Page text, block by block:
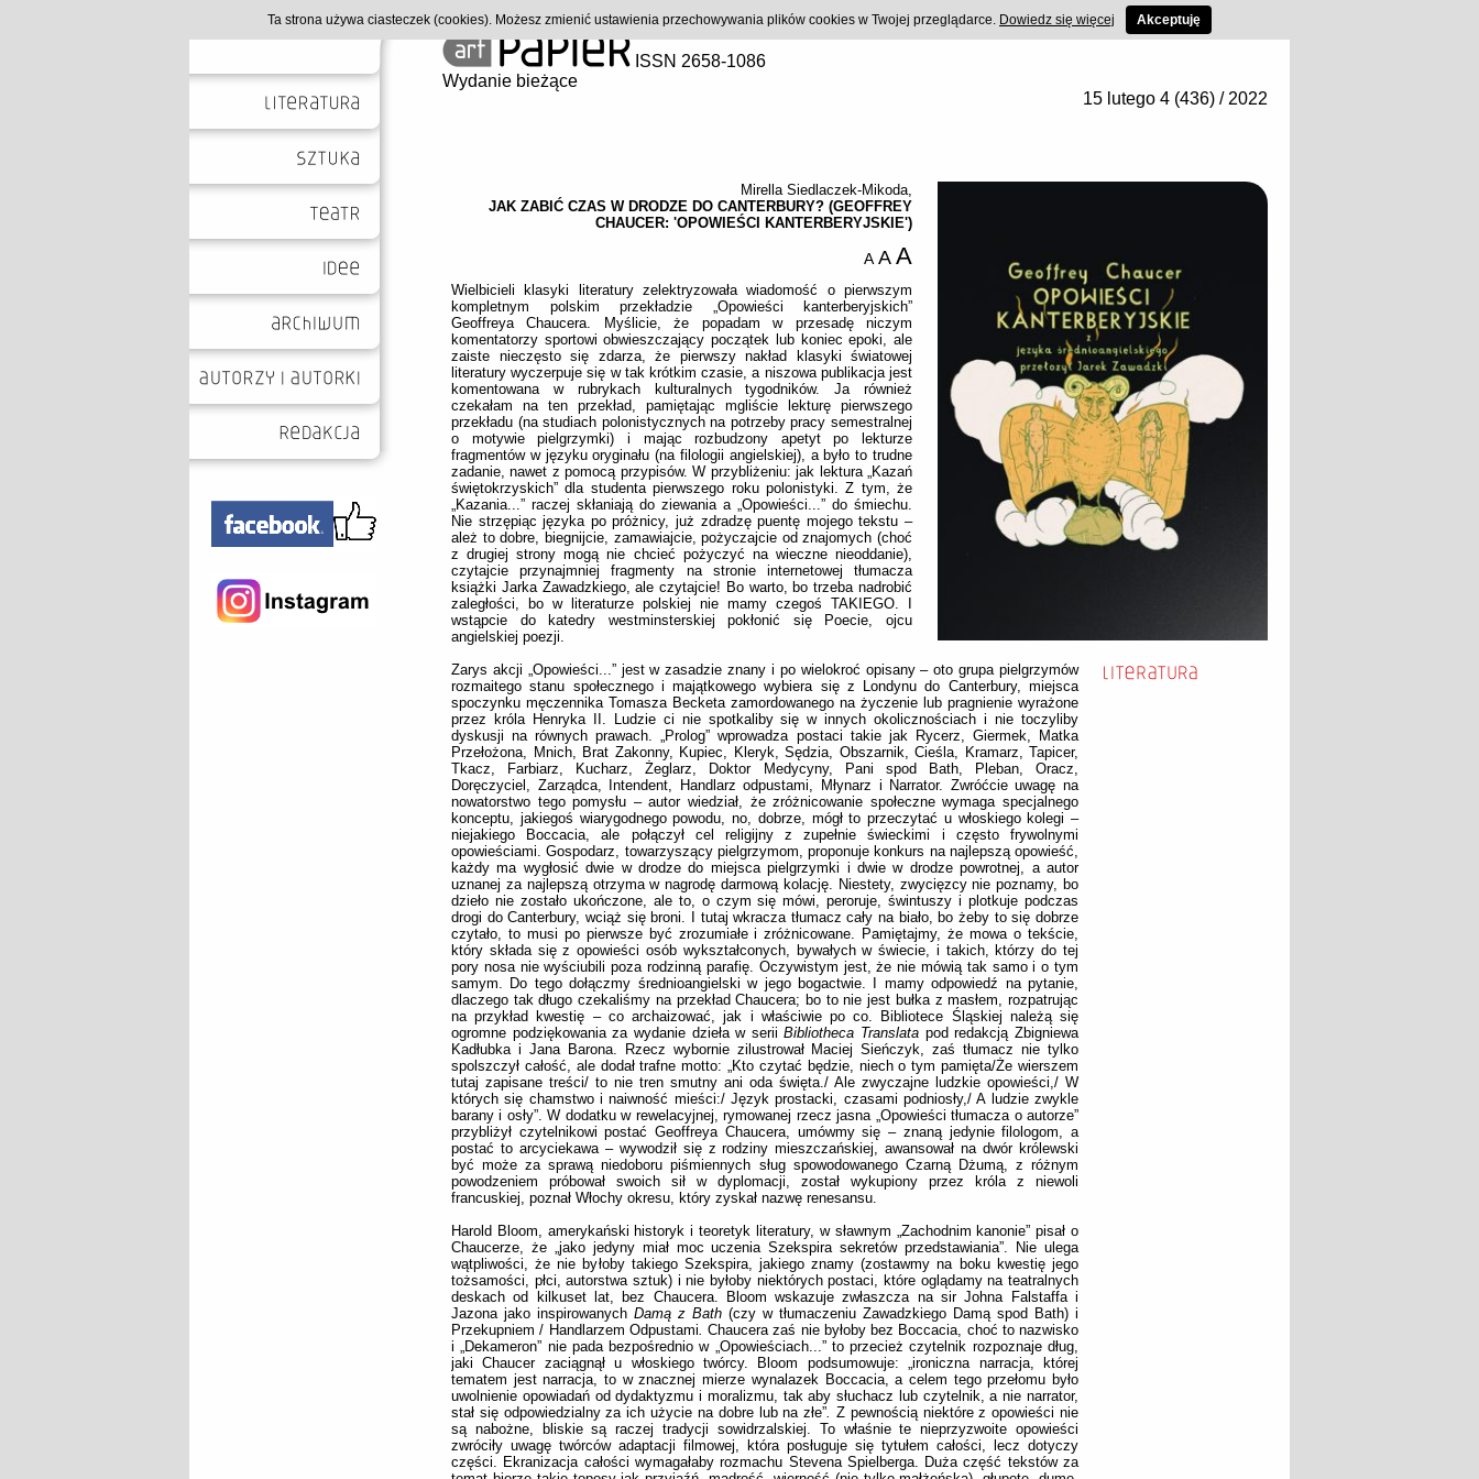
ISSN 2658-1086
Wydanie bieżące
15 lutego 4 (436) / 2022
Mirella Siedlaczek-Mikoda,
JAK ZABIĆ CZAS W DRODZE DO CANTERBURY? (GEOFFREY
CHAUCER: 'OPOWIEŚCI KANTERBERYJSKIE')
A A A
Wielbicieli klasyki literatury zelektryzowała wiadomość o pierwszym
kompletnym polskim przekładzie „Opowieści kanterberyjskich”
Geoffreya Chaucera. Myślicie, że popadam w przesadę niczym
komentatorzy sportowi obwieszczający początek lub koniec epoki, ale
zaiste nieczęsto się zdarza, że pierwszy nakład klasyki światowej
literatury wyczerpuje się w tak krótkim czasie, a niszowa publikacja jest
komentowana w rubrykach kulturalnych tygodników. Ja również
czekałam na ten przekład, pamiętając mgliście lekturę pierwszego
przekładu (na studiach polonistycznych na potrzeby pracy semestralnej
o motywie pielgrzymki) i mając rozbudzony apetyt po lekturze
fragmentów w języku oryginału (na filologii angielskiej), a było to trudne
zadanie, nawet z pomocą przypisów. W przybliżeniu: jak lektura „Kazań
świętokrzyskich” dla studenta pierwszego roku polonistyki. Z tym, że
„Kazania...” raczej skłaniają do ziewania a „Opowieści...” do śmiechu.
Nie strzępiąc języka po próżnicy, już zdradzę puentę mojego tekstu –
ależ to dobre, biegnijcie, zamawiajcie, pożyczajcie od znajomych (choć
z drugiej strony mogą nie chcieć pożyczyć na wieczne nieoddanie),
czytajcie przynajmniej fragmenty na stronie internetowej tłumacza
książki Jarka Zawadzkiego, ale czytajcie! Bo warto, bo trzeba nadrobić
zaległości, bo w literaturze polskiej nie mamy czegoś TAKIEGO. I
wstąpcie do katedry westminsterskiej pokłonić się Poecie, ojcu
angielskiej poezji.
Zarys akcji „Opowieści...” jest w zasadzie znany i po wielokroć opisany – oto grupa pielgrzymów
rozmaitego stanu społecznego i majątkowego wybiera się z Londynu do Canterbury, miejsca
spoczynku męczennika Tomasza Becketa zamordowanego na życzenie lub pragnienie wyrażone
przez króla Henryka II. Ludzie ci nie spotkaliby się w innych okolicznościach i nie toczyliby
dyskusji na równych prawach. „Prolog” wprowadza postaci takie jak Rycerz, Giermek, Matka
Przełożona, Mnich, Brat Zakonny, Kupiec, Kleryk, Sędzia, Obszarnik, Cieśla, Kramarz, Tapicer,
Tkacz, Farbiarz, Kucharz, Żeglarz, Doktor Medycyny, Pani spod Bath, Pleban, Oracz,
Doręczyciel, Zarządca, Intendent, Handlarz odpustami, Młynarz i Narrator. Zwróćcie uwagę na
nowatorstwo tego pomysłu – autor wiedział, że zróżnicowanie społeczne wymaga specjalnego
konceptu, jakiegoś wiarygodnego powodu, no, dobrze, mógł to przeczytać u włoskiego kolegi –
niejakiego Boccacia, ale połączył cel religijny z zupełnie świeckimi i często frywolnymi
opowieściami. Gospodarz, towarzyszący pielgrzymom, proponuje konkurs na najlepszą opowieść,
każdy ma wygłosić dwie w drodze do miejsca pielgrzymki i dwie w drodze powrotnej, a autor
uznanej za najlepszą otrzyma w nagrodę darmową kolację. Niestety, zwycięzcy nie poznamy, bo
dzieło nie zostało ukończone, ale to, o czym się mówi, peroruje, świntuszy i plotkuje podczas
drogi do Canterbury, wciąż się broni. I tutaj wkracza tłumacz cały na biało, bo żeby to się dobrze
czytało, to musi po pierwsze być zrozumiałe i zróżnicowane. Pamiętajmy, że mowa o tekście,
który składa się z opowieści osób wykształconych, bywałych w świecie, i takich, którzy do tej
pory nosa nie wyściubili poza rodzinną parafię. Oczywistym jest, że nie mówią tak samo i o tym
samym. Do tego dołączmy średnioangielski w jego bogactwie. I mamy odpowiedź na pytanie,
dlaczego tak długo czekaliśmy na przekład Chaucera; bo to nie jest bułka z masłem, rozpatrując
na przykład kwestię – co archaizować, jak i właściwie po co. Bibliotece Śląskiej należą się
ogromne podziękowania za wydanie dzieła w seriiBibliotheca Translata pod redakcją Zbigniewa
Kadłubka i Jana Barona. Rzecz wybornie zilustrował Maciej Sieńczyk, zaś tłumacz nie tylko
spolszczył całość, ale dodał trafne motto: „Kto czytać będzie, niech o tym pamięta/Że wierszem
tutaj zapisane treści/ to nie tren smutny ani oda święta./ Ale zwyczajne ludzkie opowieści,/ W
których się chamstwo i naiwność mieści:/ Język prostacki, czasami podniosły,/ A ludzie zwykle
barany i osły”. W dodatku w rewelacyjnej, rymowanej rzecz jasna „Opowieści tłumacza o autorze”
przybliżył czytelnikowi postać Geoffreya Chaucera, umówmy się – znaną jedynie filologom, a
postać to arcyciekawa – wywodził się z rodziny mieszczańskiej, awansował na dwór królewski
być może za sprawą niedoboru piśmiennych sług spowodowanego Czarną Dżumą, z różnym
powodzeniem próbował swoich sił w dyplomacji, został wykupiony przez króla z niewoli
francuskiej, poznał Włochy okresu, który zyskał nazwę renesansu.
Harold Bloom, amerykański historyk i teoretyk literatury, w sławnym „Zachodnim kanonie” pisał o
Chaucerze, że „jako jedyny miał moc uczenia Szekspira sekretów przedstawiania”. Nie ulega
wątpliwości, że nie byłoby takiego Szekspira, jakiego znamy (zostawmy na boku kwestię jego
tożsamości, płci, autorstwa sztuk) i nie byłoby niektórych postaci, które oglądamy na teatralnych
deskach od kilkuset lat, bez Chaucera. Bloom wskazuje zwłaszcza na sir Johna Falstaffa i
Jazona jako inspirowanych Damą z Bath (czy w tłumaczeniu Zawadzkiego Damą spod Bath) i
Przekupniem / Handlarzem Odpustami. Chaucera zaś nie byłoby bez Boccacia, choć to nazwisko
i „Dekameron” nie pada bezpośrednio w „Opowieściach...” to przecież czytelnik rozpoznaje dług,
jaki Chaucer zaciągnął u włoskiego twórcy. Bloom podsumowuje: „ironiczna narracja, której
tematem jest narracja, to w znacznej mierze wynalazek Boccacia, a celem tego przełomu było
uwolnienie opowiadań od dydaktyzmu i moralizmu, tak aby słuchacz lub czytelnik, a nie narrator,
stał się odpowiedzialny za ich użycie na dobre lub na złe”. Z pewnością niektóre z opowieści nie
są nabożne, bliskie są raczej tradycji sowidrzalskiej. To właśnie te nieprzyzwoite opowieści
zwróciły uwagę twórców adaptacji filmowej, która posługuje się tytułem całości, lecz dotyczy
części. Ekranizacja całości wymagałaby rozmachu Stevena Spielberga. Duża część tekstów za
Ta strona używa ciasteczek (cookies). Możesz zmienić ustawienia przechowywania plików cookies w Twojej przeglądarce. Dowiedz się więcej Akceptuję